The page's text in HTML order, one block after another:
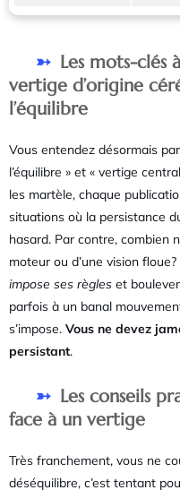
Les mots-clés
vertige d’origine
l’équilibre
Vous entendez désormais
l’équilibre » et « vertige
les martèle, chaque
situations où la persistance
hasard. Par contre, combien
moteur ou d’une vision floue?
impose ses règles et
parfois à un banal
s’impose. Vous ne devez
persistant.
Les conseils
face à un vertige
Très franchement, vous ne
déséquilibre, c’est tentant